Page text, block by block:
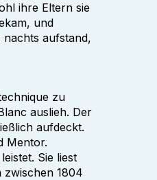
ihre Eltern sie
und
nachts aufstand,
zu
auslieh. Der
aufdeckt.
Mentor.
Sie liest
zwischen 1804